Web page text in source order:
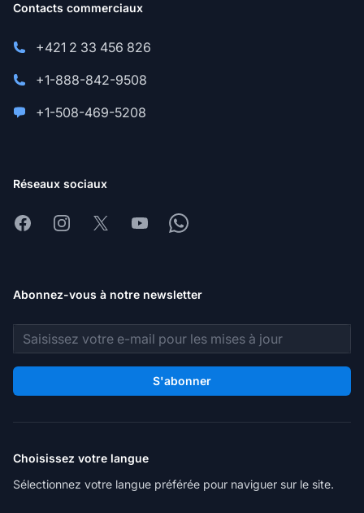
Contacts commerciaux
+421 2 33 456 826
+1-888-842-9508
+1-508-469-5208
Réseaux sociaux
FacebookInstagram
X YoutubeWhatsapp
Abonnez-vous à notre newsletter
Adresse e-mail
S'abonner
Choisissez votre langue
Sélectionnez votre langue préférée pour naviguer sur le site.